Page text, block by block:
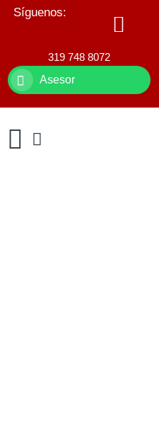
Síguenos:
319 748 8072
Asesor